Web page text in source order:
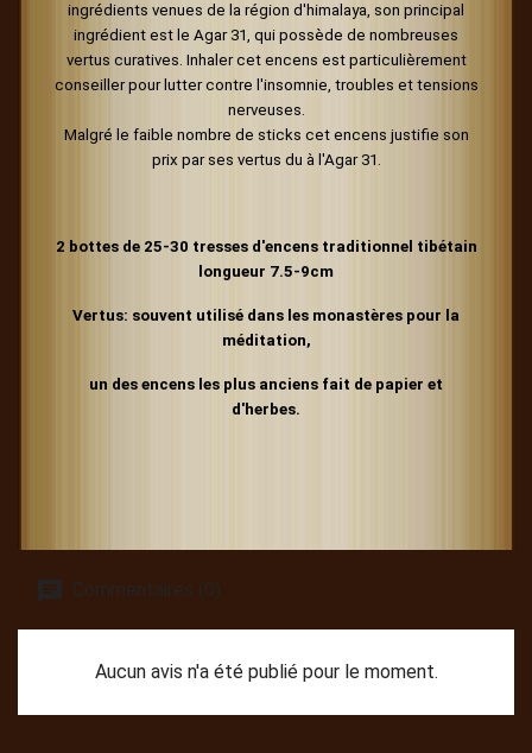
ingrédients venues de la région d'himalaya, son principal
ingrédient est le Agar 31, qui possède de nombreuses
vertus curatives. Inhaler cet encens est particulièrement
conseiller pour lutter contre l'insomnie, troubles et tensions
nerveuses.
Malgré le faible nombre de sticks cet encens justifie son
prix par ses vertus du à l'Agar 31.
2 bottes de 25-30 tresses d'encens traditionnel tibétain
longueur 7.5-9cm
Vertus: souvent utilisé dans les monastères pour la
méditation,
un des encens les plus anciens fait de papier et
d'herbes.
Commentaires (0)
Aucun avis n'a été publié pour le moment.